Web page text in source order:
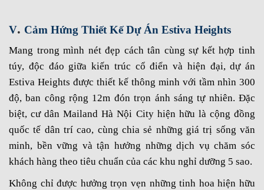
V. Cảm Hứng Thiết Kế Dự Án Estiva Heights
Mang trong mình nét đẹp cách tân cùng sự kết hợp tinh
túy, độc đáo giữa kiến trúc cổ điển và hiện đại, dự án
Estiva Heights được thiết kế thông minh với tầm nhìn 300
độ, ban công rộng 12m đón trọn ánh sáng tự nhiên. Đặc
biệt, cư dân Mailand Hà Nội City hiện hữu là cộng đồng
quốc tế dân trí cao, cùng chia sẻ những giá trị sống văn
minh, bền vững và tận hưởng những dịch vụ chăm sóc
khách hàng theo tiêu chuẩn của các khu nghỉ dưỡng 5 sao.
Không chỉ được hưởng trọn vẹn những tinh hoa hiện hữu